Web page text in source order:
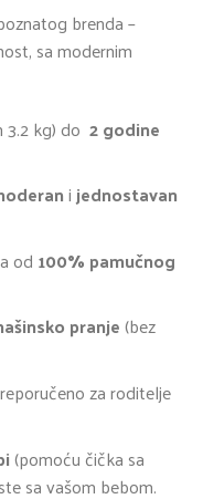
brenda –
sa modernim
3.2 kg) do 2 godine
ijednostavan
od 100% pamučnog
pranje(bez
za roditelje
(pomoću čička sa
sa vašom bebom.